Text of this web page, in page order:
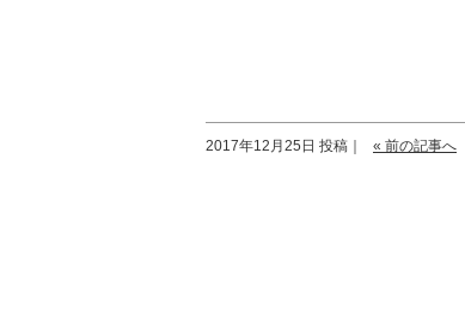
2017年12月25日 投稿｜ « 前の記事へ